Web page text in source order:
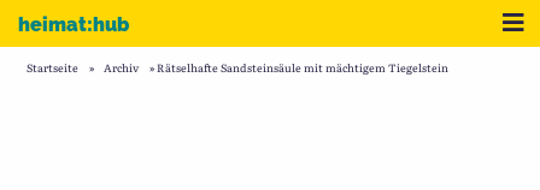
Zum Inhalt
heimat:hub
Startseite » Archiv »Rätselhafte Sandsteinsäule mit mächtigem Tiegelstein